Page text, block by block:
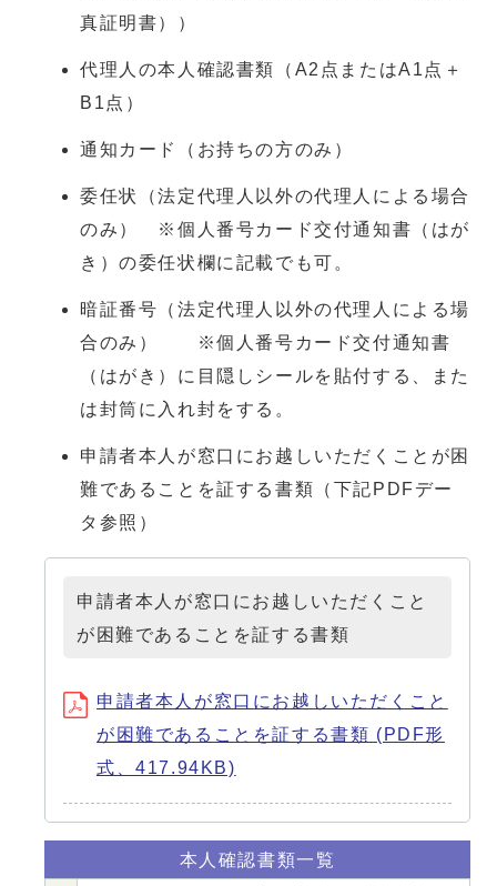
真証明書））
代理人の本人確認書類（A2点またはA1点＋
B1点）
通知カード（お持ちの方のみ）
委任状（法定代理人以外の代理人による場合
のみ） ※個人番号カード交付通知書（はが
き）の委任状欄に記載でも可。
暗証番号（法定代理人以外の代理人による場
合のみ） ※個人番号カード交付通知書
（はがき）に目隠しシールを貼付する、また
は封筒に入れ封をする。
申請者本人が窓口にお越しいただくことが困
難であることを証する書類（下記PDFデー
タ参照）
申請者本人が窓口にお越しいただくこと
が困難であることを証する書類
申請者本人が窓口にお越しいただくこと
が困難であることを証する書類 (PDF形
式、417.94KB)
本人確認書類一覧